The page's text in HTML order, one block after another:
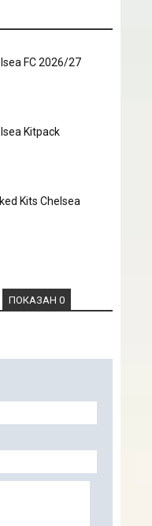
FC 2026/27
Kitpack
Kits Chelsea
ПОКАЗАН 0